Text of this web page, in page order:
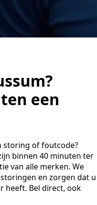
een
storing of foutcode?
binnen 40 minuten ter
van alle merken. We
en zorgen dat u
heeft. Bel direct, ook